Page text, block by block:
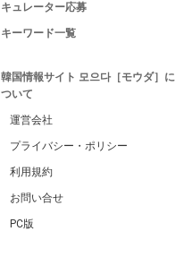
キュレーター応募
キーワード一覧
韓国情報サイト 모으다［モウダ］に
ついて
運営会社
プライバシー・ポリシー
利用規約
お問い合せ
PC版